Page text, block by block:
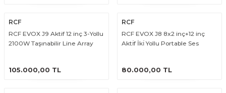
RCF
RCF EVOX J9 Aktif 12 inç 3-Yollu
2100W Taşınabilir Line Array
105.000,00 TL
RCF
RCF EVOX J8 8x2 inç+12 inç
Aktı̇f İkı̇ Yollu Portable Ses
80.000,00 TL